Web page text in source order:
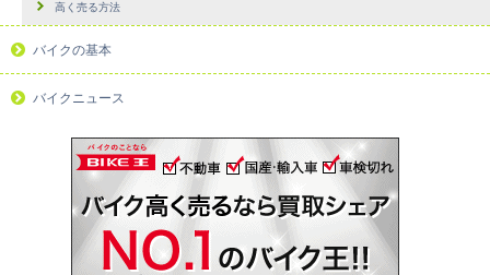
高く売る方法
バイクの基本
バイクニュース